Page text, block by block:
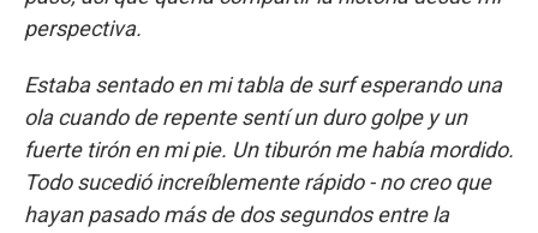
perspectiva.
Estaba sentado en mi tabla de surf esperando una
ola cuando de repente sentí un duro golpe y un
fuerte tirón en mi pie. Un tiburón me había mordido.
Todo sucedió increíblemente rápido - no creo que
hayan pasado más de dos segundos entre la